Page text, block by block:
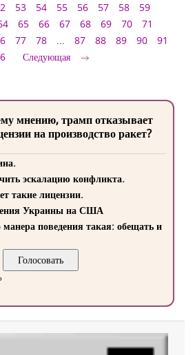
53 54 55 56 57 58
59
65 66 67 68 69 70
71
77 78 ... 87 88 89 90
91
Следующая
мнению, трамп отказывает
на производство ракет?
эскалацию конфликта.
такие лицензии.
Украины на США
манера поведения такая: обещать и